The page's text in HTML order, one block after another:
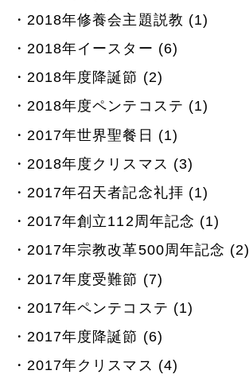
2018年修養会主題説教 (1)
2018年イースター (6)
2018年度降誕節 (2)
2018年度ペンテコステ (1)
2017年世界聖餐日 (1)
2018年度クリスマス (3)
2017年召天者記念礼拝 (1)
2017年創立112周年記念 (1)
2017年宗教改革500周年記念 (2)
2017年度受難節 (7)
2017年ペンテコステ (1)
2017年度降誕節 (6)
2017年クリスマス (4)